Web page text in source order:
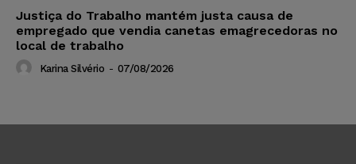
Justiça do Trabalho mantém justa causa de
empregado que vendia canetas emagrecedoras no
local de trabalho
Karina Silvério - 07/08/2026